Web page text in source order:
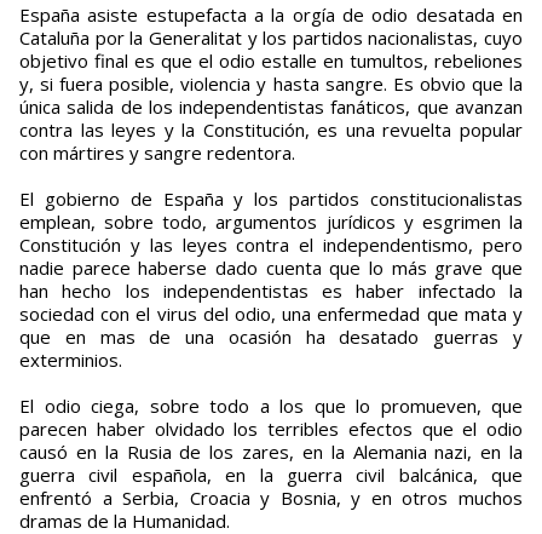
España asiste estupefacta a la orgía de odio desatada en
Cataluña por la Generalitat y los partidos nacionalistas, cuyo
objetivo final es que el odio estalle en tumultos, rebeliones
y, si fuera posible, violencia y hasta sangre. Es obvio que la
única salida de los independentistas fanáticos, que avanzan
contra las leyes y la Constitución, es una revuelta popular
con mártires y sangre redentora.
El gobierno de España y los partidos constitucionalistas
emplean, sobre todo, argumentos jurídicos y esgrimen la
Constitución y las leyes contra el independentismo, pero
nadie parece haberse dado cuenta que lo más grave que
han hecho los independentistas es haber infectado la
sociedad con el virus del odio, una enfermedad que mata y
que en mas de una ocasión ha desatado guerras y
exterminios.
El odio ciega, sobre todo a los que lo promueven, que
parecen haber olvidado los terribles efectos que el odio
causó en la Rusia de los zares, en la Alemania nazi, en la
guerra civil española, en la guerra civil balcánica, que
enfrentó a Serbia, Croacia y Bosnia, y en otros muchos
dramas de la Humanidad.